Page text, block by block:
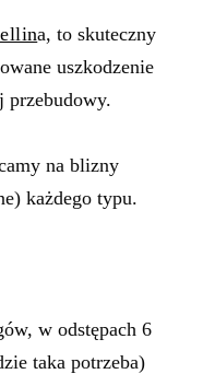
a, to skuteczny
uszkodzenie
przebudowy.
na blizny
każdego typu.
w odstępach 6
taka potrzeba)